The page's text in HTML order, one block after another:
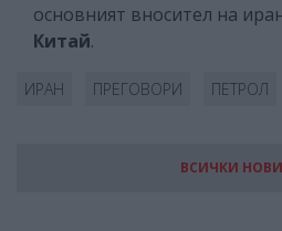
основният вносител на
Китай.
ИРАН ПРЕГОВОРИ ПЕТРОЛ
ВСИЧКИ